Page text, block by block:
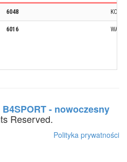
6048
6016
B4SPORT - nowoczesny
Reserved.
Polityka prywatności